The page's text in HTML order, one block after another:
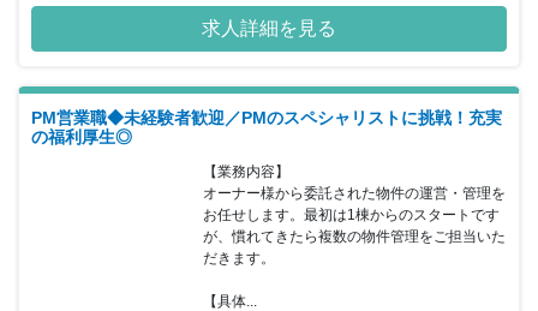
のひとつです。同時に、同社で働く一人ひとりが、ご相談者様のニ
ーズにいつでもお応えできるように、それぞれのキャリアを自由に
磨くことができ、心地よく働くことができる職場環境の構築にも力
風が吹いています。私たちは、今を新しい価値提案のチャンスとと
らえ、より多くのお客様にご満足いただける、トータルプロフェッ
ショナルカンパニーを目指します。 ■1937年創業。東京都板橋区を
拠点とした地域密着の安定企業。 ■入居率99％以上を誇るデザイン
アパートをはじめ、木造1,000棟以上、RC造500棟以上の建築実績
があります。 ■東武東上線沿いのエリアに根差し、賃貸仲介会社を
運営。ファミリーから単身者向けの物件を扱っています。 ■グルー
プ内で住宅の施工から賃貸・売買仲介、物件管理、リフォームま
で、一貫したサービスを提供しております。 ■働きやすい環境で勤
続年数の長い社員も多く、腰を据えて長期的にキャリアを積むこと
求人詳細を見る
PM営業職◆未経験者歓迎／PMのスペシャリストに挑戦！充実
の福利厚生◎
【業務内容】
オーナー様から委託された物件の運営・管理を
お任せします。最初は1棟からのスタートです
が、慣れてきたら複数の物件管理をご担当いた
だきます。
【具体...